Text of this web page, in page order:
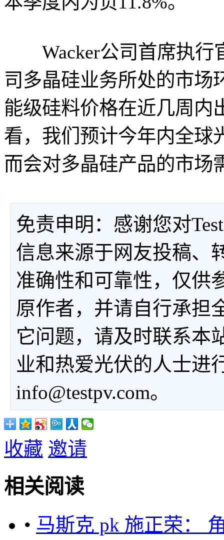
Wacker公司首席执行
司多晶硅业务所处的市场
能级硅料价格在近几周内
看，我们预计今年内全球
而会对多晶硅产品的市场
免责申明：感谢您对
信息来源于网友投稿、
准确性和可靠性，仅供
原作者，并请自行承担
它问题，请及时联系本
业和热爱光伏的人士进
info@testpv.com。
收藏 邀请
相关阅读
• 马斯克 pk 施正荣：